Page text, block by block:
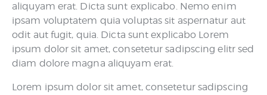
aliquyam erat. Dicta sunt explicabo. Nemo enim
ipsam voluptatem quia voluptas sit aspernatur aut
odit aut fugit, quia. Dicta sunt explicabo Lorem
ipsum dolor sit amet, consetetur sadipscing elitr sed
diam dolore magna aliquyam erat.
Lorem ipsum dolor sit amet, consetetur sadipscing